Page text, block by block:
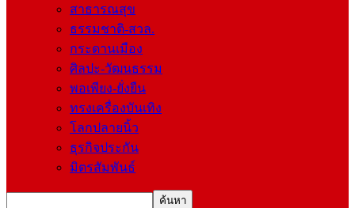
สาธารณสุข
ธรรมชาติ-สวล.
กระดานเมือง
ศิลปะ-วัฒนธรรม
พอเพียง-ยั่งยืน
ทรงเครื่องบันเทิง
โลกปลายนิ้ว
ธุรกิจประกัน
มิตรสัมพันธ์